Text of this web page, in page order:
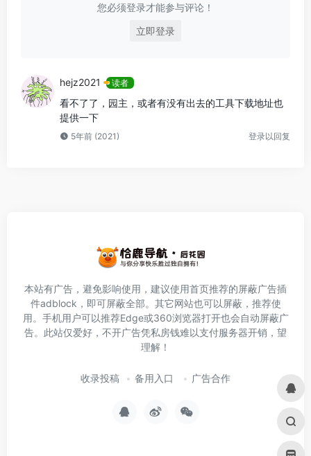
您必须登录才能参与评论！
立即登录
hejz2021 读者
看不了了，园主，或者有没有出去的工具下载地址也
提供一下
5年前 (2021) 登录以回复
本站有广告，避免影响使用，建议使用首页推荐的屏蔽广告插
件adblock ，即可屏蔽全部。其它网站也可以屏蔽，推荐使
用。手机用户可以推荐Edge或360浏览器打开也会自动屏蔽广
告。此站仅爱好，不开广告凭私房钱难以支付服务器开销，望
理解！
收录投稿 备用入口 广告合作